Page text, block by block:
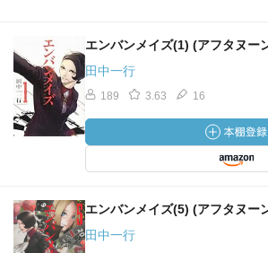
エンバンメイズ(1) (アフタヌー
田中一行
189 3.63 16
エンバンメイズ(5) (アフタヌー
田中一行